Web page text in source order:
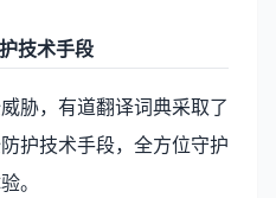
技术手段
胁，有道翻译词典采取了
护技术手段，全方位守护
。